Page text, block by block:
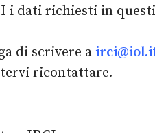
i dati richiesti in
di scrivere a
ricontattare.